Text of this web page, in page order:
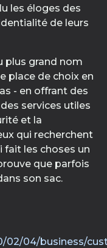
les éloges des
de leurs
plus grand nom
place de choix en
- en offrant des
services utiles
et la
qui recherchent
les choses un
que parfois
son sac.
02/04/business/